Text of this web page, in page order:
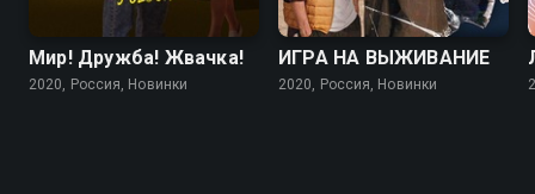
Мир! Дружба! Жвачка!
2020, Россия, Новинки
ИГРА НА ВЫЖИВАНИЕ
2020, Россия, Новинки